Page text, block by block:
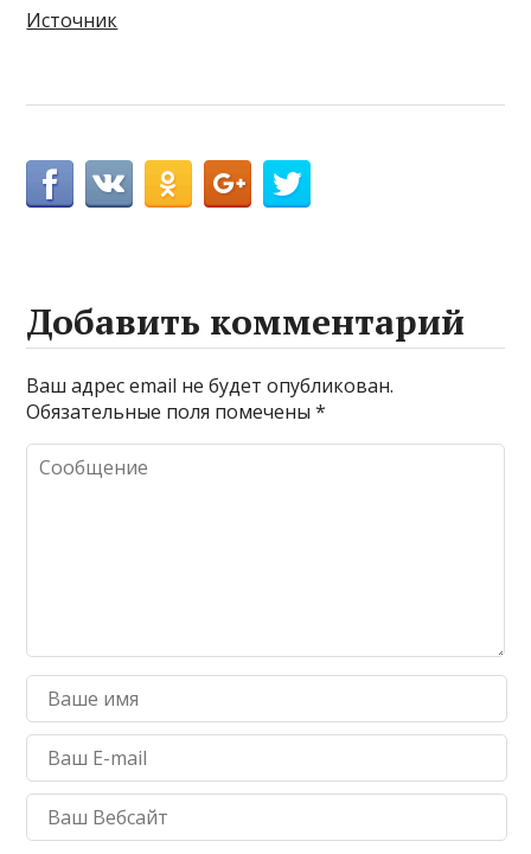
Источник
Добавить комментарий
Ваш адрес email не будет опубликован.
Обязательные поля помечены*